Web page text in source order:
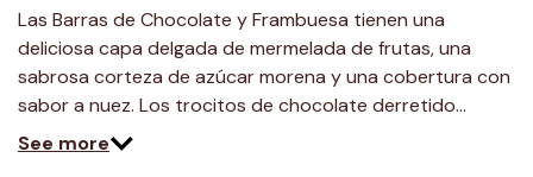
Las Barras de Chocolate y Frambuesa tienen una
deliciosa capa delgada de mermelada de frutas, una
sabrosa corteza de azúcar morena y una cobertura con
sabor a nuez. Los trocitos de chocolate derretido…
See more